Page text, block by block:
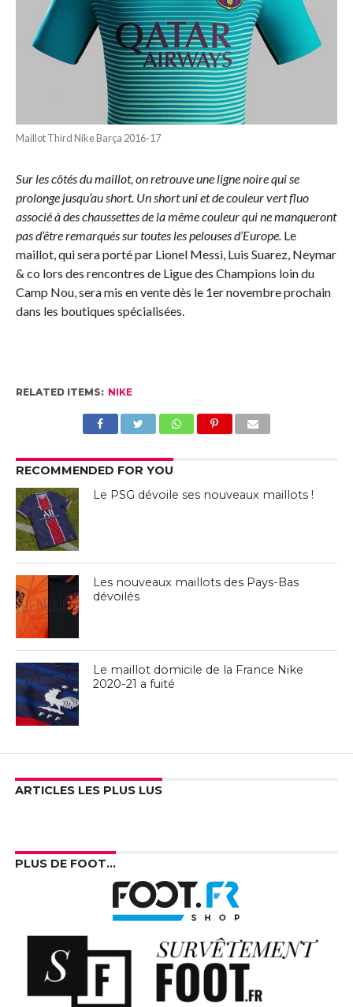
Maillot Third Nike Barça 2016-17
Sur les côtés du maillot, on retrouve une ligne noire qui se
prolonge jusqu’au short. Un short uni et de couleur vert fluo
associé à des chaussettes de la même couleur qui ne manqueront
pas d’être remarqués sur toutes les pelouses d’Europe. Le
maillot, qui sera porté par Lionel Messi, Luis Suarez, Neymar
& co lors des rencontres de Ligue des Champions loin du
Camp Nou, sera mis en vente dès le 1er novembre prochain
dans les boutiques spécialisées.
RELATED ITEMS: NIKE
RECOMMENDED FOR YOU
Le PSG dévoile ses nouveaux maillots !
Les nouveaux maillots des Pays-Bas
dévoilés
Le maillot domicile de la France Nike
2020-21 a fuité
ARTICLES LES PLUS LUS
PLUS DE FOOT…